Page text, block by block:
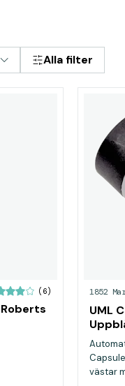
Alla filter
(6) 1852
UML
västar